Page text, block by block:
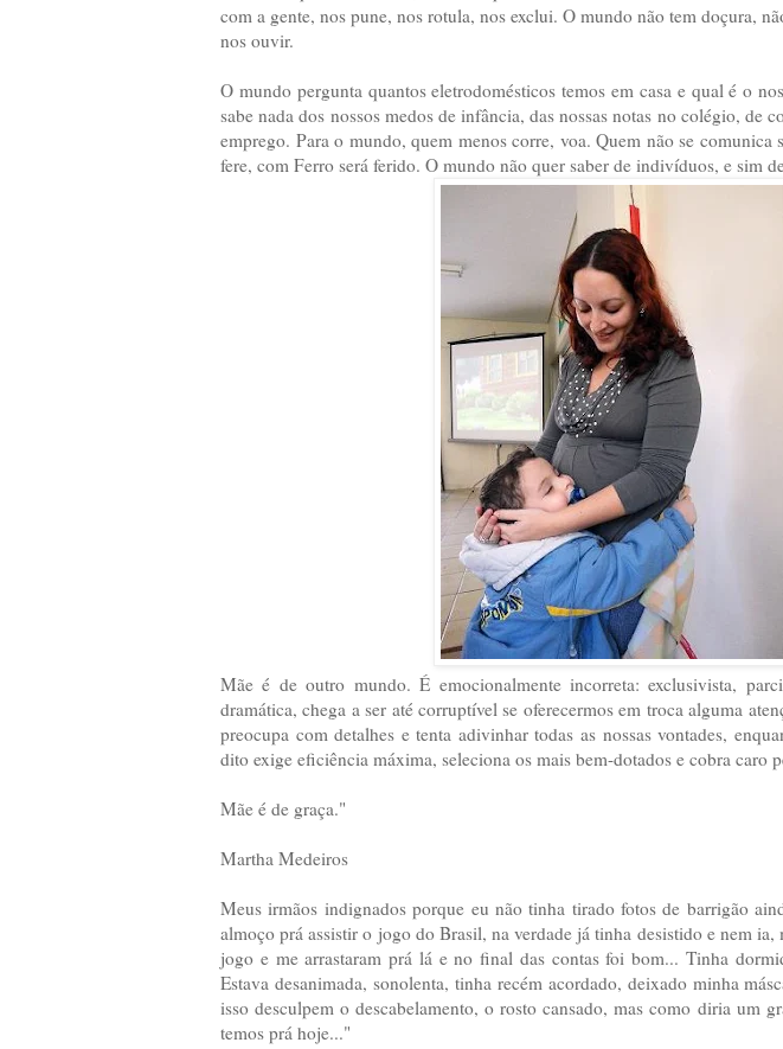
com a gente, nos pune, nos rotula, nos exclui. O mundo não tem doçura,
nos ouvir.
O mundo pergunta quantos eletrodomésticos temos em casa e qual é o
sabe nada dos nossos medos de infância, das nossas notas no colégio, de
emprego. Para o mundo, quem menos corre, voa. Quem não se comunica
fere, com Ferro será ferido. O mundo não quer saber de indivíduos, e sim
Mãe é de outro mundo. É emocionalmente incorreta: exclusivista,
dramática, chega a ser até corruptível se oferecermos em troca alguma
preocupa com detalhes e tenta adivinhar todas as nossas vontades,
dito exige eficiência máxima, seleciona os mais bem-dotados e cobra caro
Mãe é de graça."
Martha Medeiros
Meus irmãos indignados porque eu não tinha tirado fotos de barrigão
almoço prá assistir o jogo do Brasil, na verdade já tinha desistido e nem
jogo e me arrastaram prá lá e no final das contas foi bom... Tinha
Estava desanimada, sonolenta, tinha recém acordado, deixado minha
isso desculpem o descabelamento, o rosto cansado, mas como diria um
temos prá hoje..."